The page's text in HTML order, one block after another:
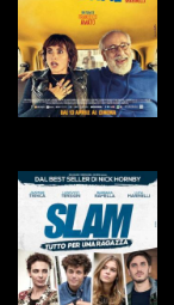
VAI ALLA SCHEDA
GUARDA IL TRAILER
VAI ALLA SCHEDA